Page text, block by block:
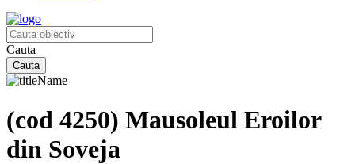
Cauta
(cod 4250) Mausoleul Eroilor
din Soveja